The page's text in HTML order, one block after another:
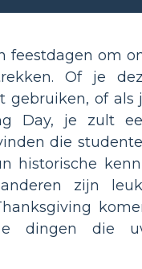
feestdagen om
Of je
gebruiken, of als
Day, je zult
die
historische
zijn
dingen die